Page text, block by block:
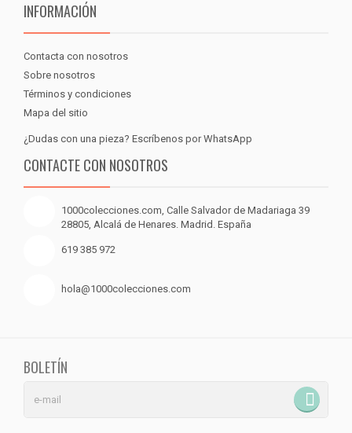
INFORMACIÓN
Contacta con nosotros
Sobre nosotros
Términos y condiciones
Mapa del sitio
¿Dudas con una pieza? Escríbenos por WhatsApp
CONTACTE CON NOSOTROS
1000colecciones.com, Calle Salvador de Madariaga 39
28805, Alcalá de Henares. Madrid. España
619 385 972
hola@1000colecciones.com
BOLETÍN